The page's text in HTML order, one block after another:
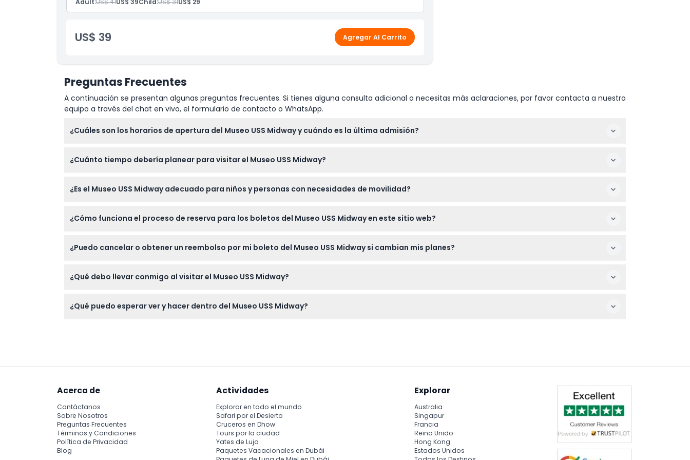
Horario de Apertura
Ubicación
Adult:US$ 41US$ 39Child:US$ 31US$ 29
US$ 39 Agregar Al Carrito
Preguntas Frecuentes
A continuación se presentan algunas preguntas frecuentes. Si tienes alguna consulta adicional o necesitas más aclaraciones, por favor contacta a nuestro
equipo a través del chat en vivo, el formulario de contacto o WhatsApp.
¿Cuáles son los horarios de apertura del Museo USS Midway y cuándo es la última admisión?
Acción de Gracias y en Navidad (sujeto a cambios — por favor confirme al momento de la reserva).
¿Cuánto tiempo debería planear para visitar el Museo USS Midway?
exhibiciones.
¿Es el Museo USS Midway adecuado para niños y personas con necesidades de movilidad?
sillas de ruedas para asegurar que todos puedan disfrutar de la experiencia.
¿Cómo funciona el proceso de reserva para los boletos del Museo USS Midway en este sitio web?
para una visita sin complicaciones.
¿Puedo cancelar o obtener un reembolso por mi boleto del Museo USS Midway si cambian mis planes?
¿Qué debo llevar conmigo al visitar el Museo USS Midway?
impresionantes vistas de la Bahía de San Diego.
¿Qué puedo esperar ver y hacer dentro del Museo USS Midway?
Acerca de
Contáctanos
Sobre Nosotros
Preguntas Frecuentes
Términos y Condiciones
Política de Privacidad
Blog
Actividades
Explorar en todo el mundo
Safari por el Desierto
Cruceros en Dhow
Tours por la ciudad
Yates de Lujo
Paquetes Vacacionales en Dubái
Explorar
Australia
Singapur
Francia
Reino Unido
Hong Kong
Estados Unidos